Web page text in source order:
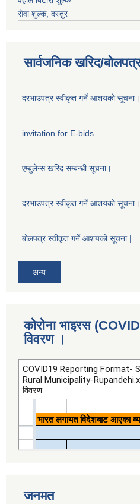
सेवा शुल्क, दस्तुर
सार्वजनिक खरिद/
दरभाउपत्र स्वीकृत गर्ने आशयको सूचना।
invitation for E-bids
एम्बुलेन्स खरिद सम्बन्धी सूचना।
दरभाउपत्र स्वीकृत गर्ने आशयको सूचना।
बोलपत्र स्वीकृत गर्ने आशयको सूचना |
अन्य
कोरोना भाइरस
विवरण ।
जनमत